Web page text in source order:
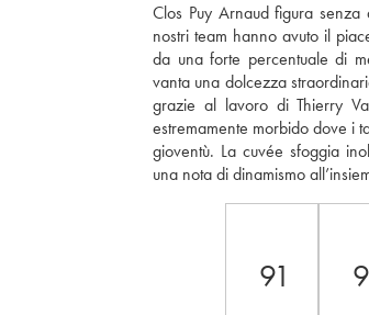
Clos Puy Arnaud figura
nostri team hanno avuto il
da una forte percentuale di
vanta una dolcezza
grazie al lavoro di Thierry
estremamente morbido dove i
gioventù. La cuvée sfoggia
una nota di dinamismo
91